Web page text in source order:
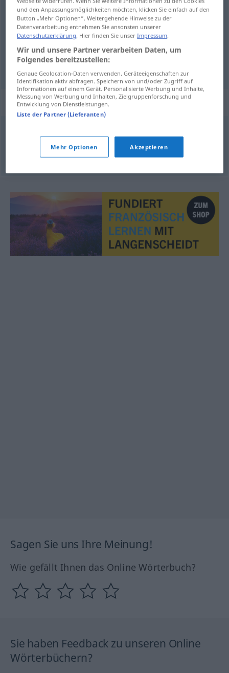
pourri moderig
moisi moderig
Synonyme für "moderig"
übelriechend,modrig
Sagen Sie uns Ihre Meinung!
Wie gefällt Ihnen das Online Wörterbuch?
Sie haben Feedback zu unseren Online
Wörterbüchern?
und den Anpassungsmöglichkeiten möchten, klicken Sie einfach auf den
Button „Mehr Optionen“. Weitergehende Hinweise zu der
Datenverarbeitung entnehmen Sie ansonsten unserer
Datenschutzerklärung. Hier finden Sie unserImpressum.
Wir und unsere Partner verarbeiten Daten, um
Folgendes bereitzustellen:
Genaue Geolocation-Daten verwenden. Geräteeigenschaften zur
Identifikation aktiv abfragen. Speichern von und/oder Zugriff auf
Informationen auf einem Gerät. Personalisierte Werbung und Inhalte,
Messung von Werbung und Inhalten, Zielgruppenforschung und
Entwicklung von Dienstleistungen.
Liste der Partner (Lieferanten)
Mehr Optionen Akzeptieren